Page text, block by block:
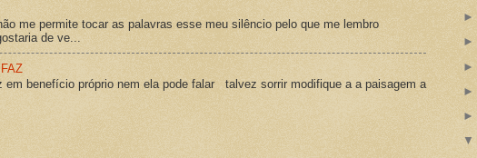
me permite tocar as palavras esse meu silêncio pelo que me lembro
de ve...
em benefício próprio nem ela pode falar talvez sorrir modifique a a paisagem a
►
►
►
►
►
▼